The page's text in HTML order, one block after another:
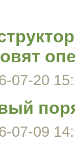
07-20
07-09